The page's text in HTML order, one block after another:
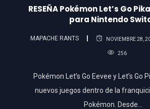
RESEÑA Pokémon Let’s Go
para Nintendo
MAPACHE RANTS NOVIEMBRE 28,
256
Pokémon Let’s Go Eevee y Let’s Go
nuevos juegos dentro de la
Pokémon. Desde…